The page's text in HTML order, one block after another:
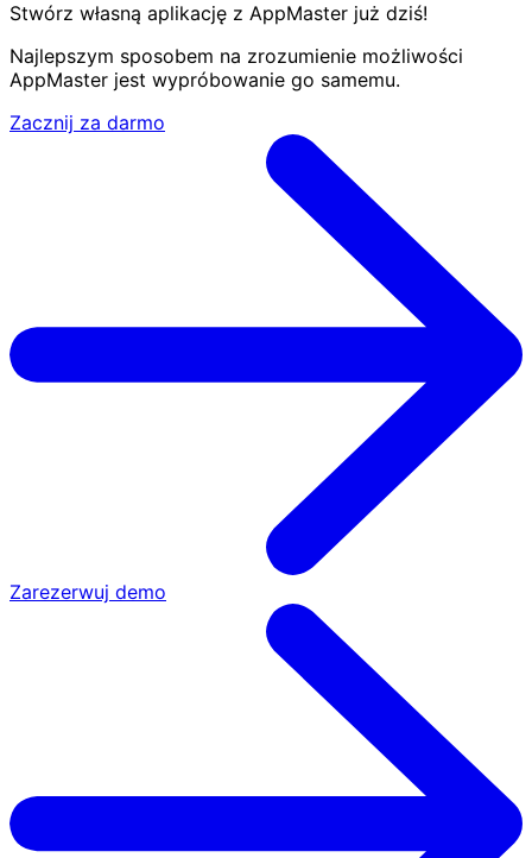
Stwórz własną aplikację z AppMaster już dziś!
Najlepszym sposobem na zrozumienie możliwości
AppMaster jest wypróbowanie go samemu.
Zacznij za darmo
Zarezerwuj demo